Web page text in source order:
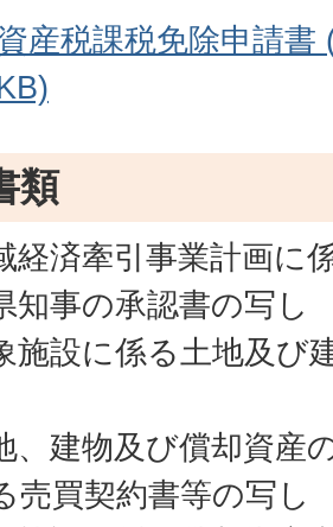
産税課税免除申請
類
経済牽引事業計画に
知事の承認書の写し
施設に係る土地及び
、建物及び償却資産
売買契約書等の写し